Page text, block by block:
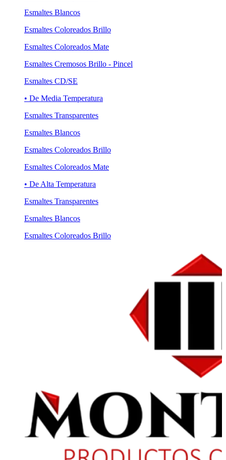
Esmaltes Blancos
Esmaltes Coloreados Brillo
Esmaltes Coloreados Mate
Esmaltes Cremosos Brillo - Pincel
Esmaltes CD/SE
• De Media Temperatura
Esmaltes Transparentes
Esmaltes Blancos
Esmaltes Coloreados Brillo
Esmaltes Coloreados Mate
• De Alta Temperatura
Esmaltes Transparentes
Esmaltes Blancos
Esmaltes Coloreados Brillo